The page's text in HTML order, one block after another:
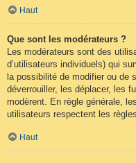
Haut
Que sont les modérateurs ?
Les modérateurs sont des
d’utilisateurs individuels) qui
la possibilité de modifier ou de
déverrouiller, les déplacer, les
modèrent. En règle générale,
utilisateurs respectent les
Haut